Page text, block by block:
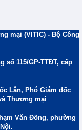
mại (VITIC) - Bộ Công
số 115/GP-TTĐT, cấp
Lân, Phó Giám đốc
Thương mại
Văn Đồng, phường